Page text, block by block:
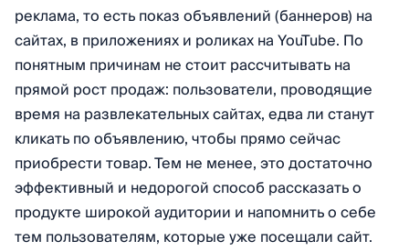
реклама, то есть показ объявлений (баннеров) на
сайтах, в приложениях и роликах на YouTube. По
понятным причинам не стоит рассчитывать на
прямой рост продаж: пользователи, проводящие
время на развлекательных сайтах, едва ли станут
кликать по объявлению, чтобы прямо сейчас
приобрести товар. Тем не менее, это достаточно
эффективный и недорогой способ рассказать о
продукте широкой аудитории и напомнить о себе
тем пользователям, которые уже посещали сайт.